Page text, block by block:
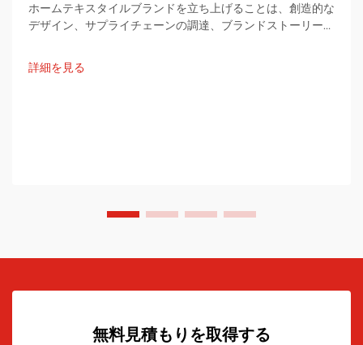
ホームテキスタイルブランドを立ち上げることは、創造的な
デザイン、サプライチェーンの調達、ブランドストーリーの
のアイデアから...までの一連のプロセスを網羅した実用的な
ステップバイステップの計画を提供します。
詳細を見る
無料見積もりを取得する